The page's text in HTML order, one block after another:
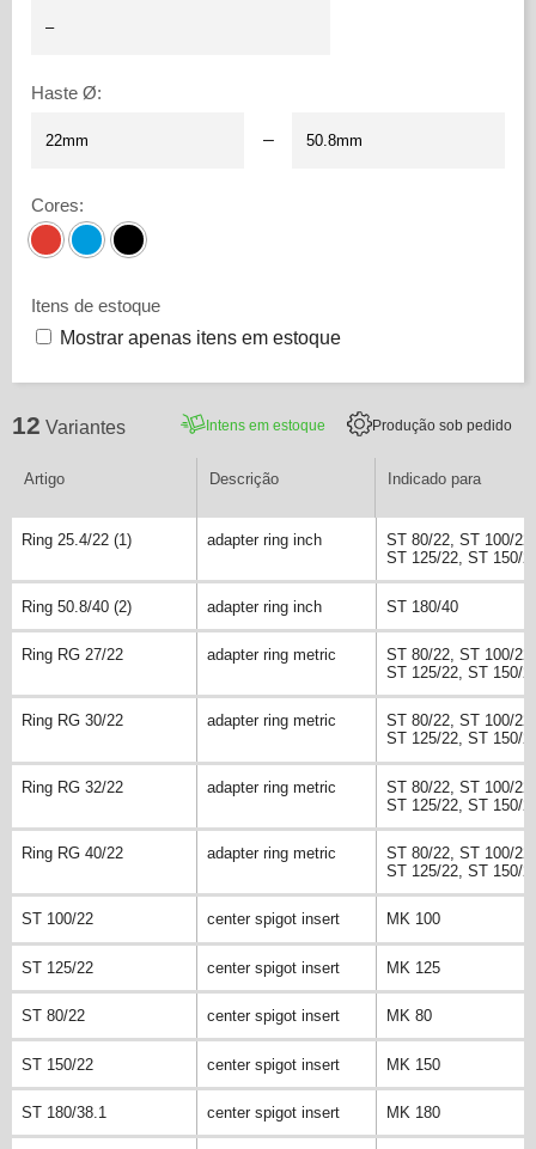
Haste Ø:
–
Cores:
Itens de estoque
Mostrar apenas itens em estoque
12 Variantes Intens em estoque Produção sob pedido
Artigo Descrição Indicado para
Ring 25.4/22 (1) adapter ring inch
ST 80/22, ST 100/22,
ST 125/22, ST 150/
Ring 50.8/40 (2) adapter ring inch ST 180/40
Ring RG 27/22 adapter ring metric
ST 80/22, ST 100/22,
ST 125/22, ST 150/
Ring RG 30/22 adapter ring metric
ST 80/22, ST 100/22,
ST 125/22, ST 150/
Ring RG 32/22 adapter ring metric
ST 80/22, ST 100/22,
ST 125/22, ST 150/
Ring RG 40/22 adapter ring metric
ST 80/22, ST 100/22,
ST 125/22, ST 150/
ST 100/22 center spigot insert MK 100
ST 125/22 center spigot insert MK 125
ST 80/22 center spigot insert MK 80
ST 150/22 center spigot insert MK 150
ST 180/38.1 center spigot insert MK 180